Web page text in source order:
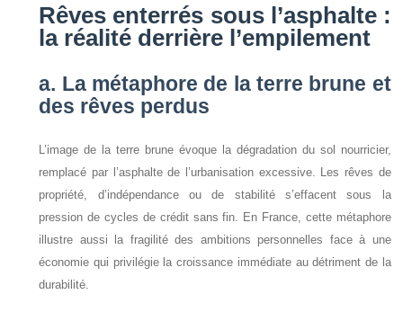
Rêves enterrés sous l’asphalte :
la réalité derrière l’empilement
a. La métaphore de la terre brune et
des rêves perdus
L’image de la terre brune évoque la dégradation du sol nourricier,
remplacé par l’asphalte de l’urbanisation excessive. Les rêves de
propriété, d’indépendance ou de stabilité s’effacent sous la
pression de cycles de crédit sans fin. En France, cette métaphore
illustre aussi la fragilité des ambitions personnelles face à une
économie qui privilégie la croissance immédiate au détriment de la
durabilité.